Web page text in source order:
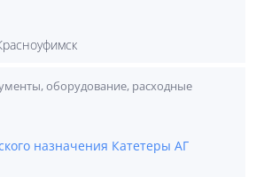
оборудование, расходные
назначения Катетеры АГ